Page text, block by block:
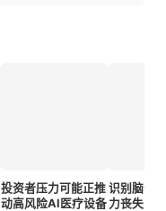
投资者压力可能正推
动高风险AI医疗设备
识别脑部
力丧失的